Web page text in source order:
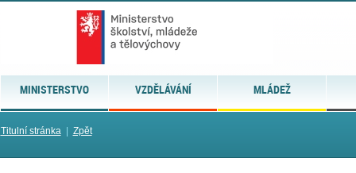
MINISTERSTVO VZDĚLÁVÁNÍ MLÁDEŽ
Titulní stránka| Zpět